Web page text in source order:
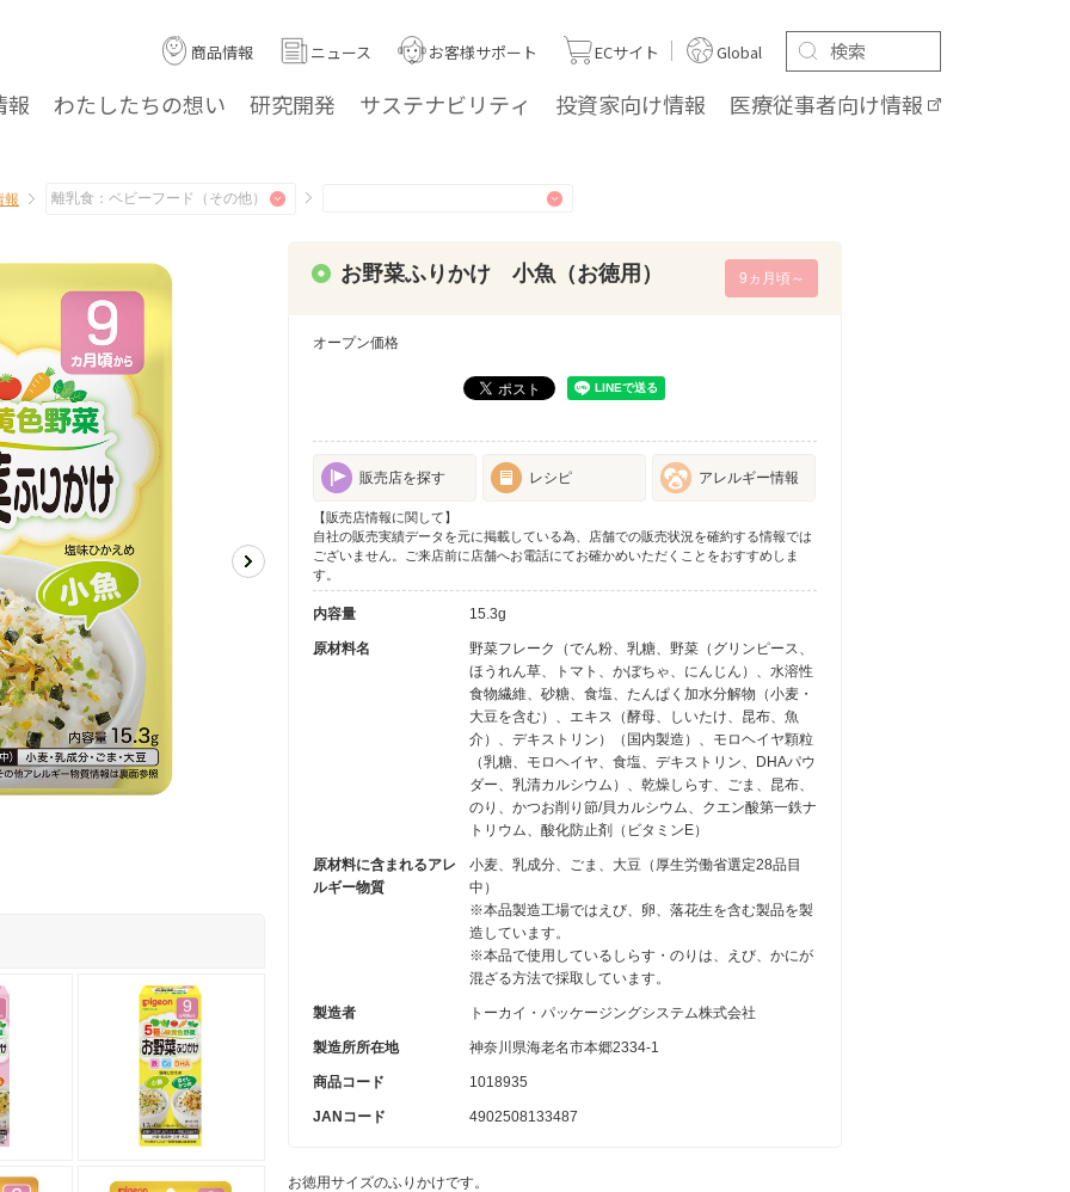
報 わたしたちの想い 研究開発 サステナビリティ 投資家向け情報 医療従事者向け情報
商品情報 ニュース お客様サポート ECサイト Global
報
お野菜ふりかけ 小魚（お徳用） 9ヵ月頃～
オープン価格
販売店を探す レシピ アレルギー情報
【販売店情報に関して】
自社の販売実績データを元に掲載している為、店舗での販売状況を確約する情報では
ございません。ご来店前に店舗へお電話にてお確かめいただくことをおすすめしま
す。
内容量 15.3g
原材料名
野菜フレーク（でん粉、乳糖、野菜（グリンピース、
ほうれん草、トマト、かぼちゃ、にんじん）、水溶性
食物繊維、砂糖、食塩、たんぱく加水分解物（小麦・
大豆を含む）、エキス（酵母、しいたけ、昆布、魚
介）、デキストリン）（国内製造）、モロヘイヤ顆粒
（乳糖、モロヘイヤ、食塩、デキストリン、DHAパウ
ダー、乳清カルシウム）、乾燥しらす、ごま、昆布、
のり、かつお削り節/貝カルシウム、クエン酸第一鉄ナ
トリウム、酸化防止剤（ビタミンE）
原材料に含まれるアレ
ルギー物質
小麦、乳成分、ごま、大豆（厚生労働省選定28品目
中）
※本品製造工場ではえび、卵、落花生を含む製品を製
造しています。
※本品で使用しているしらす・のりは、えび、かにが
混ざる方法で採取しています。
製造者 トーカイ・パッケージングシステム株式会社
製造所所在地 神奈川県海老名市本郷2334-1
商品コード 1018935
JANコード 4902508133487
お徳用サイズのふりかけです。